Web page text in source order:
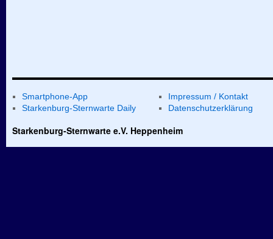
Smartphone-App
Starkenburg-Sternwarte Daily
Impressum / Kontakt
Datenschutzerklärung
Starkenburg-Sternwarte e.V. Heppenheim